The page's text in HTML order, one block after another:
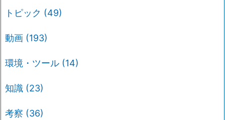
トピック (49)
動画 (193)
環境・ツール (14)
知識 (23)
考察 (36)